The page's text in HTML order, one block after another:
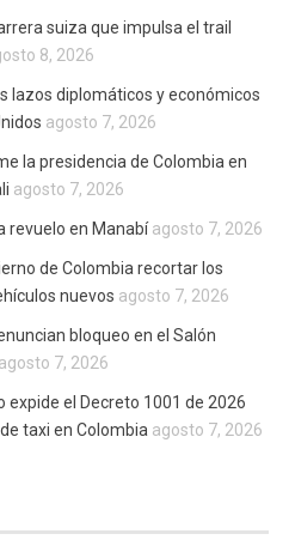
suiza que impulsa el trail
8, 2026
lazos diplomáticos y económicos
agosto 7, 2026
la presidencia de Colombia en
agosto 7, 2026
revuelo en Manabí agosto 7, 2026
de Colombia recortar los
nuevos agosto 7, 2026
bloqueo en el Salón
agosto 7, 2026
expide el Decreto 1001 de 2026
taxi en Colombia agosto 7, 2026